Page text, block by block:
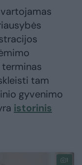
tam
gyvenimo
istorinis
1